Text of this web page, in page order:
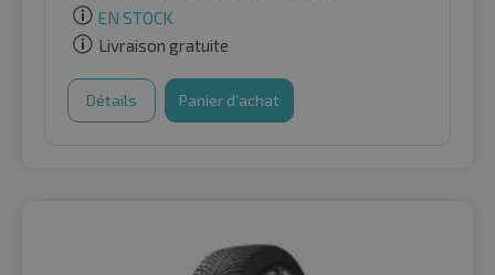
EN STOCK
Livraison gratuite
Détails Panier d'achat